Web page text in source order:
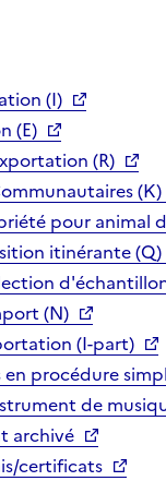
(I)
(E)
(R)
(K)
pour animal
itinérante (Q)
(N)
(I-part)
procédure
de
archivé
certificats